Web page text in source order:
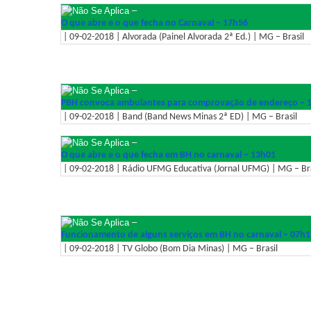
–
O que abre e o que fecha no Carnaval – 17h56
| 09-02-2018 | Alvorada (Painel Alvorada 2ª Ed.) | MG – Brasil
–
PBH convoca ambulantes para comprovação de endereço –
| 09-02-2018 | Band (Band News Minas 2ª ED) | MG – Brasil
–
O que abre e o que fecha em BH no carnaval – 13h01
| 09-02-2018 | Rádio UFMG Educativa (Jornal UFMG) | MG –
–
Funcionamento de alguns serviços em BH no carnaval –
| 09-02-2018 | TV Globo (Bom Dia Minas) | MG – Brasil